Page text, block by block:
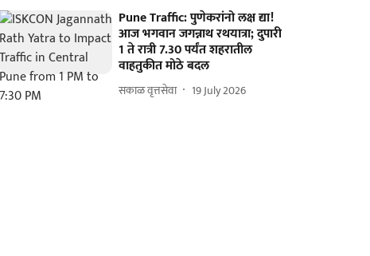
Pune Traffic: पुणेकरांनो लक्ष द्या!
आज भगवान जगन्नाथ रथयात्रा; दुपारी
1 ते रात्री 7.30 पर्यंत शहरातील
वाहतुकीत मोठे बदल
सकाळ वृत्तसेवा 19 July 2026